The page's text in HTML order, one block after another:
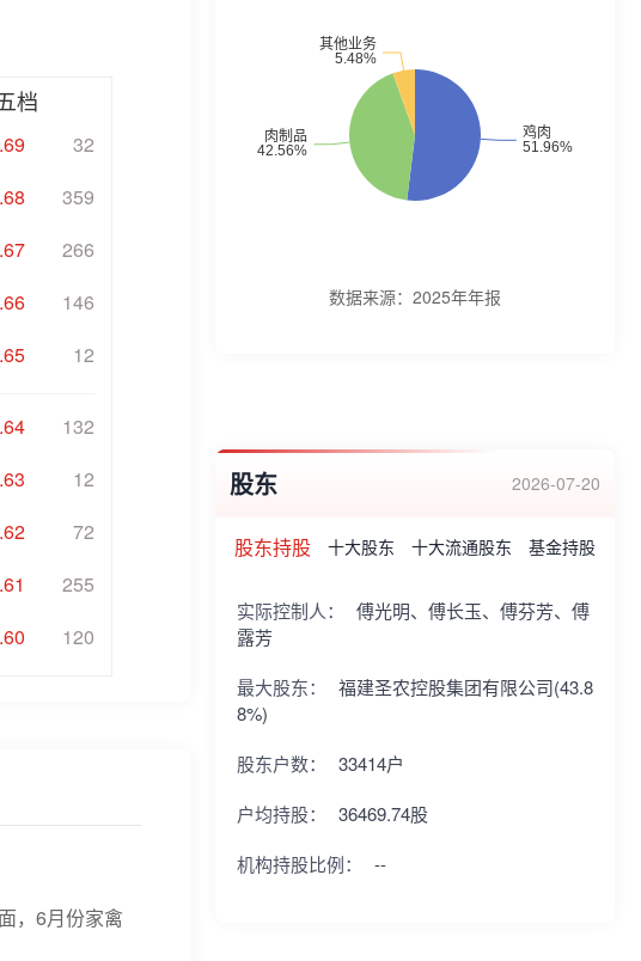
档
32
359
266
146
12
132
12
72
255
120
，6月份家禽
类深加工产品。企业荣誉:2018食安百强诚
信示范单位、2018年10月-2017年度南平市
突出贡献企业、2018食安十强企业、2021
畜禽新品种(配套系)证书等。
数据来源： 2025年年报
股东 2026-07-20
股东持股 十大股东 十大流通股东 基金持股
实际控制人：
傅光明、傅长玉、傅芬芳、傅
露芳
最大股东：
福建圣农控股集团有限公司(43.8
8%)
股东户数：
33414户
户均持股：
36469.74股
机构持股比例：
--